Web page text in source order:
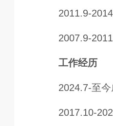
2011.9-
2007.9-
工作经历
2024.7-至
2017.10-